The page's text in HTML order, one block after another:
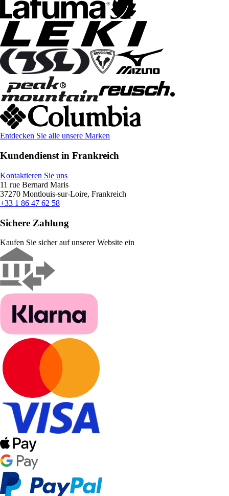
Entdecken Sie alle unsere Marken
Kundendienst in Frankreich
Kontaktieren Sie uns
11 rue Bernard Maris
37270 Montlouis-sur-Loire, Frankreich
+33 1 86 47 62 58
Sichere Zahlung
Kaufen Sie sicher auf unserer Website ein